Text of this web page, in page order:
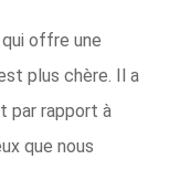
offre une
plus chère. Il a
par rapport à
que nous